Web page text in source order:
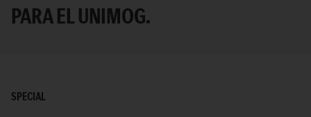
PARA EL UNIMOG.
SPECIAL